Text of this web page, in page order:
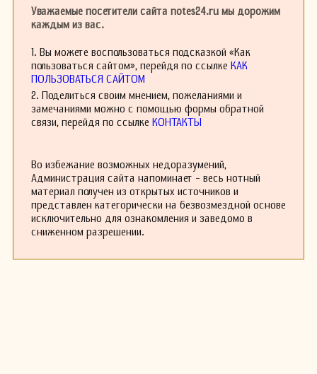
творчестве можно найти как камерную, так и
симфоническую музыку, а также произведения
Влияние великих русских композиторов, таких
как Пётр Ильи?ч Чайко?вский и Михаил
Иванович Глинка, ощущается в произведениях
его на создание уникальных музыкальных
форм, которые впоследствии стали
популярными в его собственных работах. Его
особенно выразительным.
Василий Безекирский также занимался
педагогической деятельностью, обучая
молодых музыкантов. Он был известным
преподавателем в нескольких музыкальных
учебных заведениях, где делился своими
Уважаемые посетители сайта notes24.ru мы дорожим
каждым из вас.
1. Вы можете воспользоваться подсказкой «Как
пользоваться сайтом», перейдя по ссылке КАК
ПОЛЬЗОВАТЬСЯ САЙТОМ
2. Поделиться своим мнением, пожеланиями и
замечаниями можно с помощью формы обратной
связи, перейдя по ссылке КОНТАКТЫ
Во избежание возможных недоразумений,
Администрация сайта напоминает - весь нотный
материал получен из открытых источников и
представлен категорически на безвозмездной основе
исключительно для ознакомления и заведомо в
сниженном разрешении.